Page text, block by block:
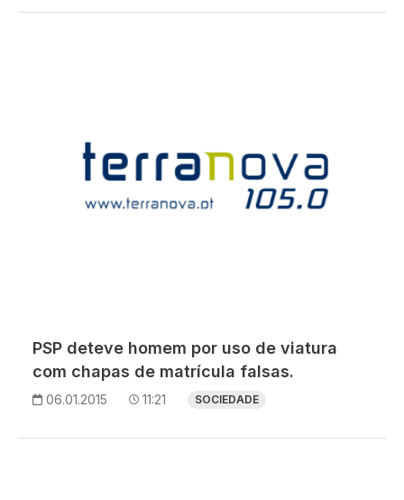
PSP deteve homem por uso de viatura
com chapas de matrícula falsas.
06.01.2015 11:21 SOCIEDADE